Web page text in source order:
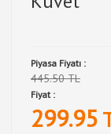
Piyasa Fiyatı :
445.50 TL
Fiyat :
299.95